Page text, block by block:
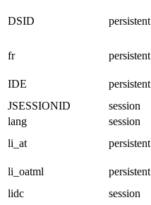
DSID persistent
fr
persistent
IDE
persistent
JSESSIONID
session
lang
session
li_at
persistent
li_oatml
persistent
lidc
session